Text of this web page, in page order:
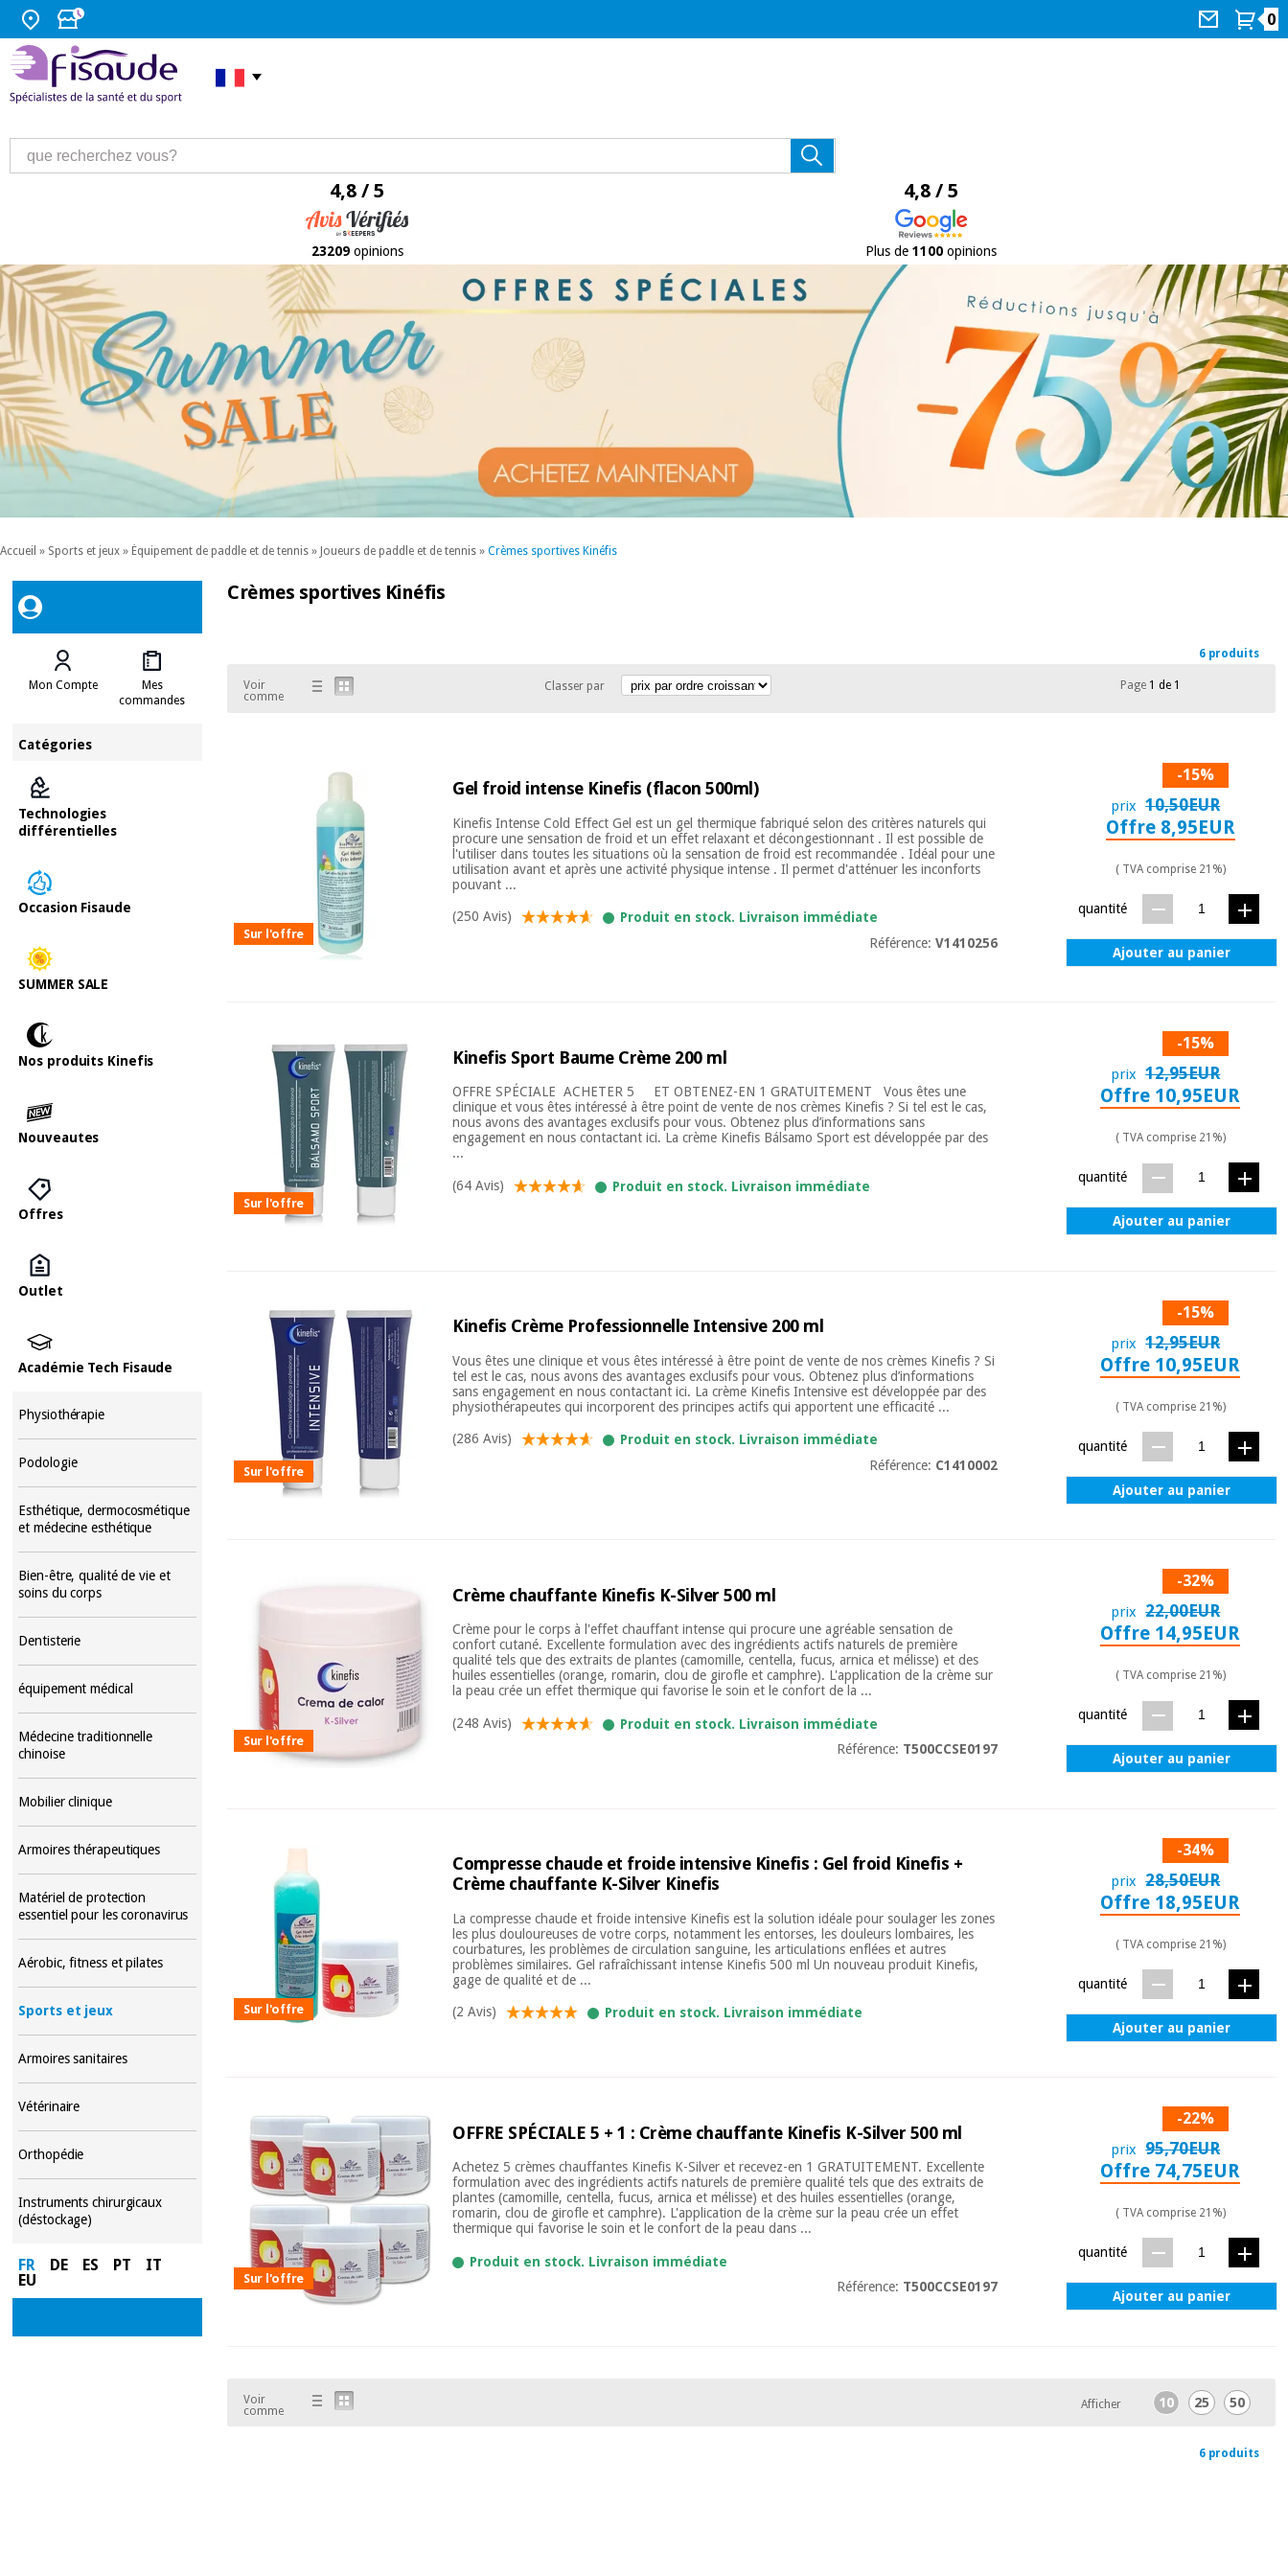
0
4,8 / 5
23209opinions
4,8 / 5
Plus de 1100opinions
Accueil » Sports et jeux » Équipement de paddle et de tennis » Joueurs de paddle et de tennis » Crèmes sportives Kinéfis
Mon Compte
Mes
commandes
Catégories
Technologies
différentielles
Occasion Fisaude
SUMMER SALE
Nos produits Kinefis
Nouveautes
Offres
Outlet
Académie Tech Fisaude
Physiothérapie
Podologie
Esthétique, dermocosmétique
et médecine esthétique
Bien-être, qualité de vie et
soins du corps
Dentisterie
équipement médical
Médecine traditionnelle
chinoise
Mobilier clinique
Armoires thérapeutiques
Matériel de protection
essentiel pour les coronavirus
Aérobic, fitness et pilates
Sports et jeux
Armoires sanitaires
Vétérinaire
Orthopédie
Instruments chirurgicaux
(déstockage)
FR DE ES PT
IT
EU
Crèmes sportives Kinéfis
6 produits
Voir
comme
Classer par Page1 de 1
Sur l'offre
Gel froid intense Kinefis (flacon 500ml)
Kinefis Intense Cold Effect Gel est un gel thermique fabriqué selon des critères naturels qui
procure une sensation de froid et un effet relaxant et décongestionnant . Il est possible de
l'utiliser dans toutes les situations où la sensation de froid est recommandée . Idéal pour une
utilisation avant et après une activité physique intense . Il permet d'atténuer les inconforts
pouvant ...
(250 Avis)
Produit en stock. Livraison immédiate
Référence: V1410256
-15%
prix 10,50EUR
Offre 8,95EUR
( TVA comprise 21%)
quantité
Ajouter au panier
Sur l'offre
Kinefis Sport Baume Crème 200 ml
OFFRE SPÉCIALE ​ ACHETER 5 ET OBTENEZ-EN 1 GRATUITEMENT Vous êtes une
clinique et vous êtes intéressé à être point de vente de nos crèmes Kinefis ? Si tel est le cas,
nous avons des avantages exclusifs pour vous. Obtenez plus d’informations sans
engagement en nous contactant ici. La crème Kinefis Bálsamo Sport est développée par des
...
(64 Avis) Produit en stock. Livraison immédiate
-15%
prix 12,95EUR
Offre 10,95EUR
( TVA comprise 21%)
quantité
Ajouter au panier
Sur l'offre
Kinefis Crème Professionnelle Intensive 200 ml
Vous êtes une clinique et vous êtes intéressé à être point de vente de nos crèmes Kinefis ? Si
tel est le cas, nous avons des avantages exclusifs pour vous. Obtenez plus d’informations
sans engagement en nous contactant ici. La crème Kinefis Intensive est développée par des
physiothérapeutes qui incorporent des principes actifs qui apportent une efficacité ...
(286 Avis)
Produit en stock. Livraison immédiate
Référence: C1410002
-15%
prix 12,95EUR
Offre 10,95EUR
( TVA comprise 21%)
quantité
Ajouter au panier
Sur l'offre
Crème chauffante Kinefis K-Silver 500 ml
Crème pour le corps à l'effet chauffant intense qui procure une agréable sensation de
confort cutané. Excellente formulation avec des ingrédients actifs naturels de première
qualité tels que des extraits de plantes (camomille, centella, fucus, arnica et mélisse) et des
huiles essentielles (orange, romarin, clou de girofle et camphre). L'application de la crème sur
la peau crée un effet thermique qui favorise le soin et le confort de la ...
(248 Avis)
Produit en stock. Livraison immédiate
Référence: T500CCSE0197
-32%
prix 22,00EUR
Offre 14,95EUR
( TVA comprise 21%)
quantité
Ajouter au panier
Sur l'offre
Compresse chaude et froide intensive Kinefis : Gel froid Kinefis +
Crème chauffante K-Silver Kinefis
La compresse chaude et froide intensive Kinefis est la solution idéale pour soulager les zones
les plus douloureuses de votre corps, notamment les entorses, les douleurs lombaires, les
courbatures, les problèmes de circulation sanguine, les articulations enflées et autres
problèmes similaires. Gel rafraîchissant intense Kinefis 500 ml Un nouveau produit Kinefis,
gage de qualité et de ...
(2 Avis) Produit en stock. Livraison immédiate
-34%
prix 28,50EUR
Offre 18,95EUR
( TVA comprise 21%)
quantité
Ajouter au panier
Sur l'offre
OFFRE SPÉCIALE 5 + 1 : Crème chauffante Kinefis K-Silver 500 ml
Achetez 5 crèmes chauffantes Kinefis K-Silver et recevez-en 1 GRATUITEMENT. Excellente
formulation avec des ingrédients actifs naturels de première qualité tels que des extraits de
plantes (camomille, centella, fucus, arnica et mélisse) et des huiles essentielles (orange,
romarin, clou de girofle et camphre). L'application de la crème sur la peau crée un effet
thermique qui favorise le soin et le confort de la peau dans ...
Produit en stock. Livraison immédiate
Référence: T500CCSE0197
-22%
prix 95,70EUR
Offre 74,75EUR
( TVA comprise 21%)
quantité
Ajouter au panier
Voir
comme
Afficher 10 25 50
6 produits